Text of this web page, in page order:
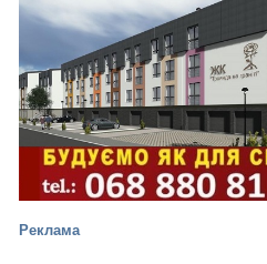
Реклама